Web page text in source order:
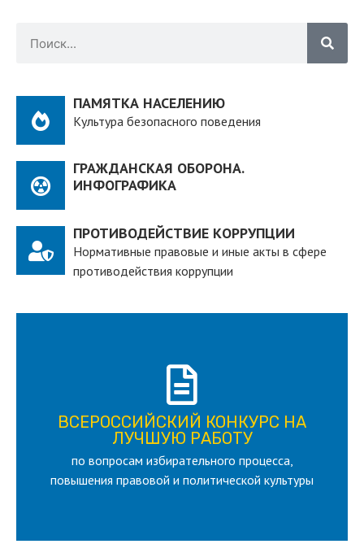
ПАМЯТКА НАСЕЛЕНИЮ
Культура безопасного поведения
ГРАЖДАНСКАЯ ОБОРОНА.
ИНФОГРАФИКА
ПРОТИВОДЕЙСТВИЕ КОРРУПЦИИ
Нормативные правовые и иные акты в сфере
противодействия коррупции
ВСЕРОССИЙСКИЙ КОНКУРС НА
ЛУЧШУЮ РАБОТУ
по вопросам избирательного процесса,
повышения правовой и политической культуры
ВСЕРОССИЙСКИЙ КОНКУРС НА
ЛУЧШУЮ РАБОТУ
для лица старше 18 и моложе 35 лет
ПОДРОБНЕЕ